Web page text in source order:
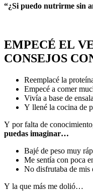
“¿Si puedo nutrirme sin
EMPECÉ EL
CONSEJOS
Reemplacé la
Empecé a comer
Vivía a base de
Y llené la cocina de
Y por falta de
puedas imaginar…
Bajé de peso muy
Me sentía con poca
No disfrutaba de
Y la que más me dolió…